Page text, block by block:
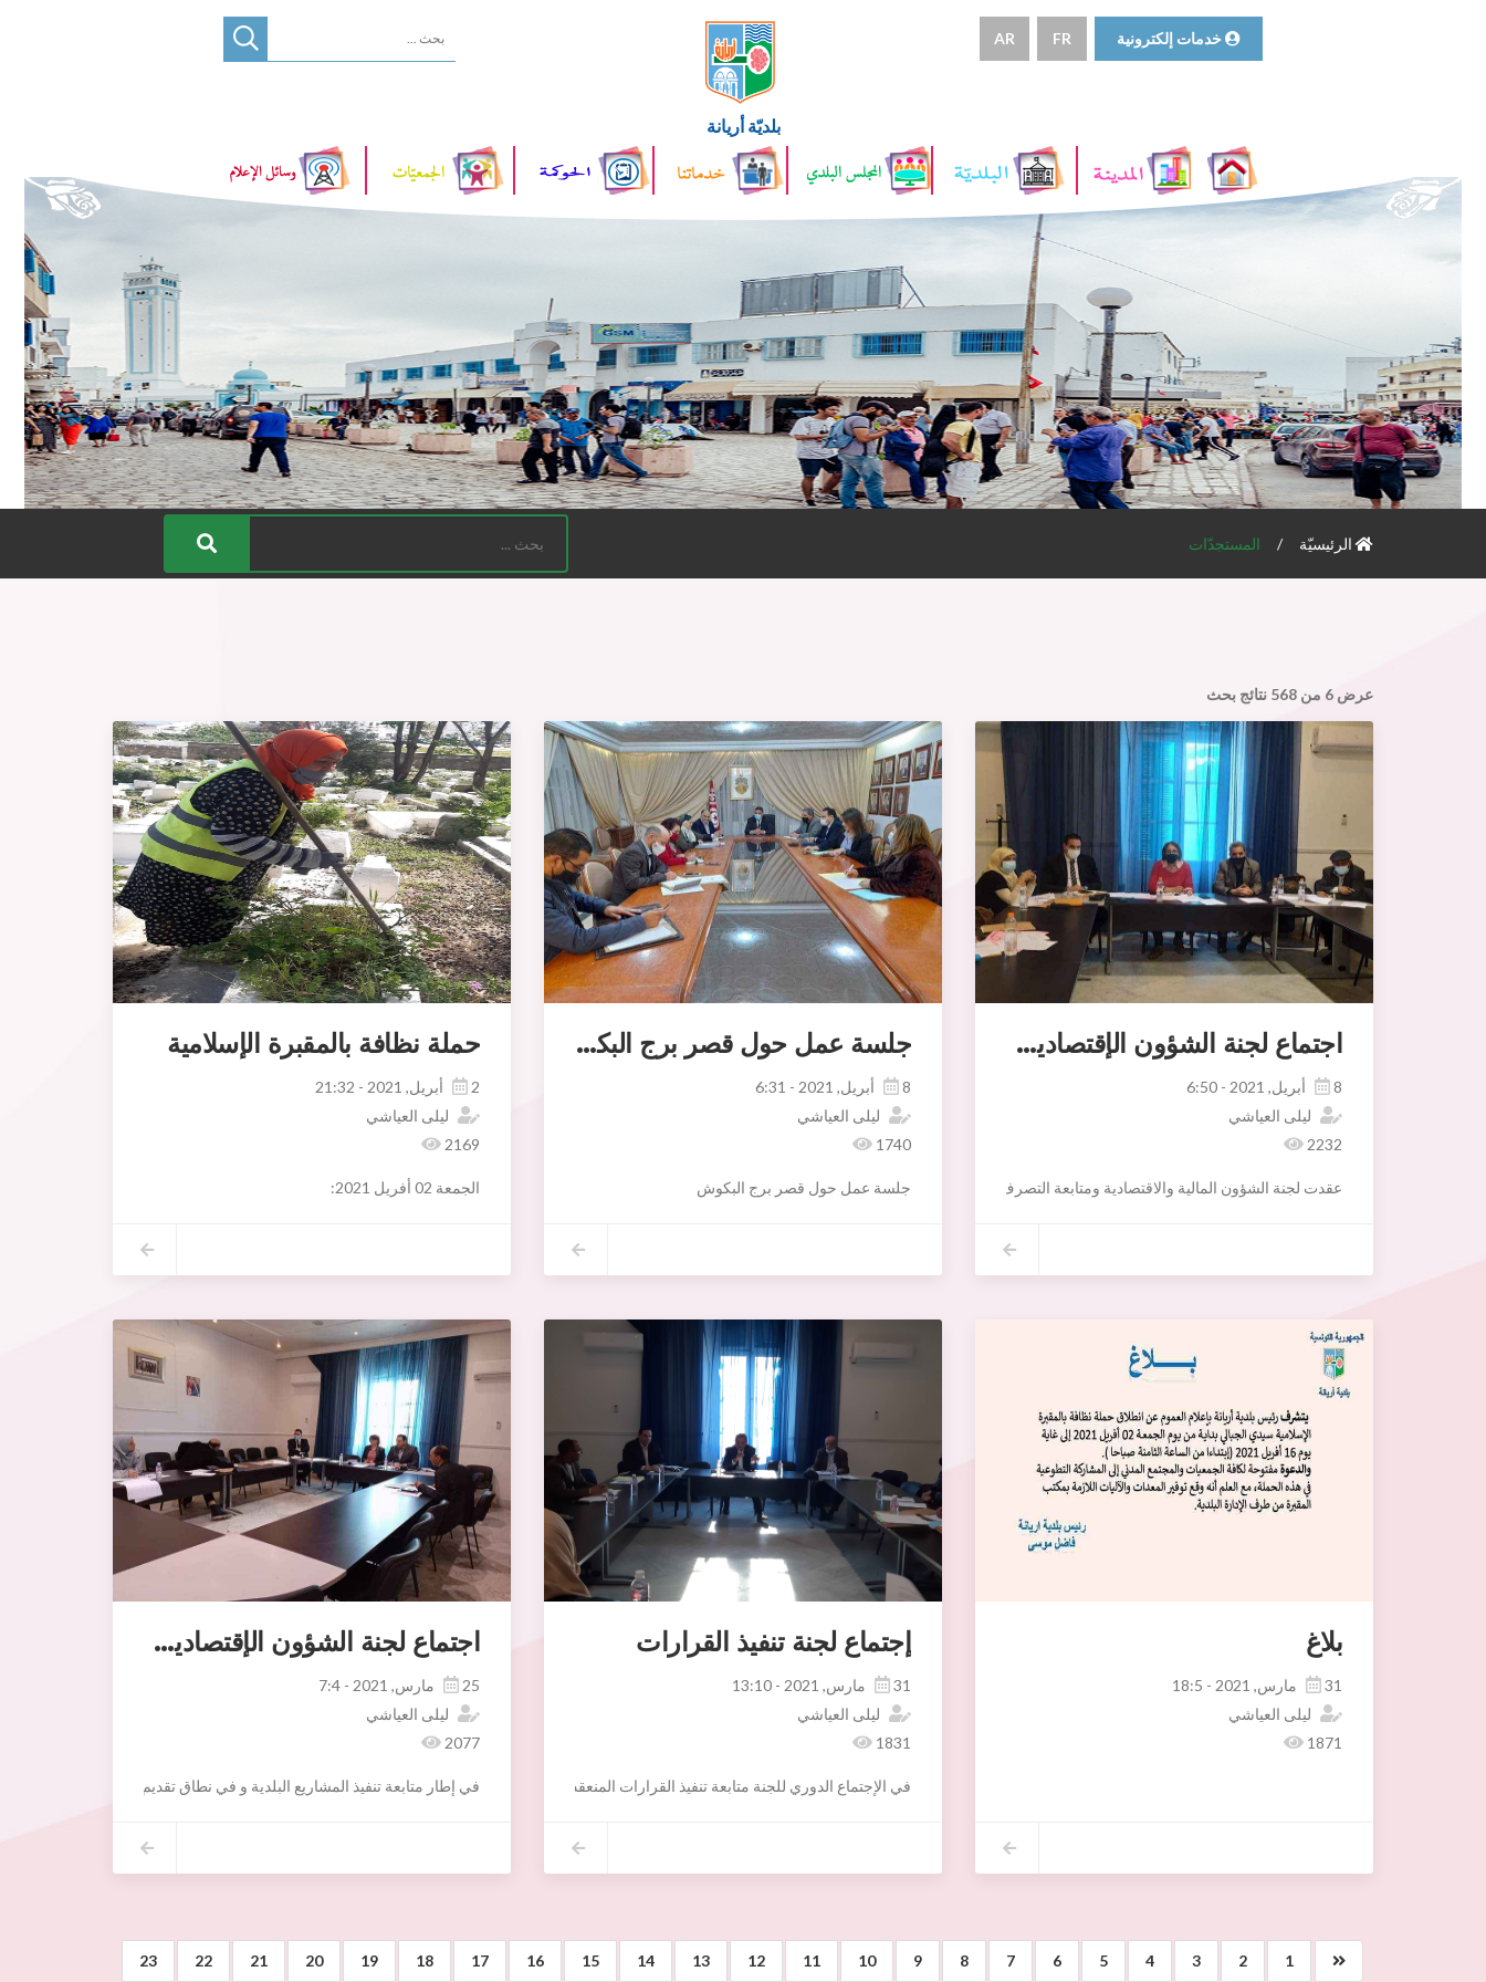
بلديّة أريانة
خدمات إلكترونية FR
AR
الرئيسيّة المستجدّات
عرض 6 من 568 نتائج بحث
اجتماع لجنة الشؤون الإقتصادية والمالية ومتابعة التصرف
8 أبريل, 2021 - 6:50
ليلى العياشي
2232
عقدت لجنة الشؤون المالية والاقتصادية ومتابعة التصرف جلسة مساء اليوم 7 افريل 2021 برئاسة السيدة فاطمة ابراهم وبحضور السيد أنيس معزون والسيدة نعيمة الزريبي عضوي اللجنة والسيد فاضل موسى رئيس البلدية والسيد محمد حميد رئيس دائرة اريانة المدينة والسيد الحبيب العوني رئيس دائرة اريانة العليا والسيدة سنية شعيب مديرة ا. الشؤون الإقتصادية و تنمية الموارد ومنظوريها والسيد خالد الجبالي مدير المصالح الفنية حيث تم المناقشة والتداول في المواضيع التالية :
جلسة عمل حول قصر برج البكوش
8 أبريل, 2021 - 6:31
ليلى العياشي
1740
جلسة عمل حول قصر برج البكوش
حملة نظافة بالمقبرة الإسلامية
2 أبريل, 2021 - 21:32
ليلى العياشي
2169
الجمعة 02 أفريل 2021:
بلاغ
31 مارس, 2021 - 18:5
ليلى العياشي
1871
إجتماع لجنة تنفيذ القرارات
31 مارس, 2021 - 13:10
ليلى العياشي
1831
في الإجتماع الدوري للجنة متابعة تنفيذ القرارات المنعقد مساء يوم 30 مارس 2021 برئاسة السيد فاضل موسى تم النظر في :
اجتماع لجنة الشؤون الإقتصادية والمالية
25 مارس, 2021 - 7:4
ليلى العياشي
2077
في إطار متابعة تنفيذ المشاريع البلدية و في نطاق تقديم تقرير مفصل و محين في إجتماع المجلس البلدي القادم ،إجتمعت لجنة الشؤون المالية و الإقتصادية و متابعة التصرف يوم الإربعاء 27 مارس 2021 برئاسة السيدة
كما سجلت اللجنة تطورا نسبيا بالنسبة لمرحلة الإنجاز المادي في انتظار
1
2
3
4
5
6
7
8
9
10
11
12
13
14
15
16
17
18
19
20
21
22
23